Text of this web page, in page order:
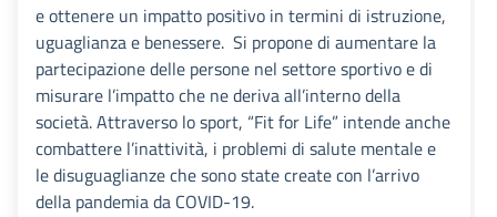
e ottenere un impatto positivo in termini di istruzione,
uguaglianza e benessere. Si propone di aumentare la
partecipazione delle persone nel settore sportivo e di
misurare l’impatto che ne deriva all’interno della
società. Attraverso lo sport, “Fit for Life” intende anche
combattere l’inattività, i problemi di salute mentale e
le disuguaglianze che sono state create con l’arrivo
della pandemia da COVID-19.